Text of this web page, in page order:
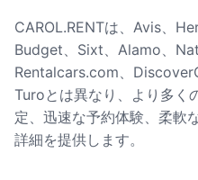
CAROL.RENTは、Avis、
Budget、Sixt、Alamo、
Rentalcars.com、
Turoとは異なり、より多く
定、迅速な予約体験、柔軟
詳細を提供します。